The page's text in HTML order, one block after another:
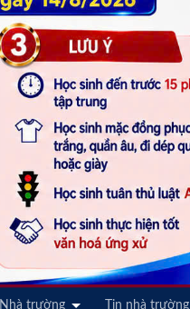
Nhà trường Tin nhà trường